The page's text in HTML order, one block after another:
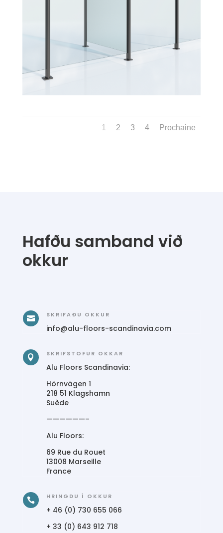
1 2 3 4 Prochaine
Hafðu samband við
okkur
 SKRIFAÐU OKKUR
info@alu-floors-scandinavia.com
 SKRIFSTOFUR OKKAR
Alu Floors Scandinavia:
Hörnvägen 1
218 51 Klagshamn
Suède
——————–
Alu Floors:
69 Rue du Rouet
13008 Marseille
France
 HRINGDU Í OKKUR
+ 46 (0) 730 655 066
+ 33 (0) 643 912 718